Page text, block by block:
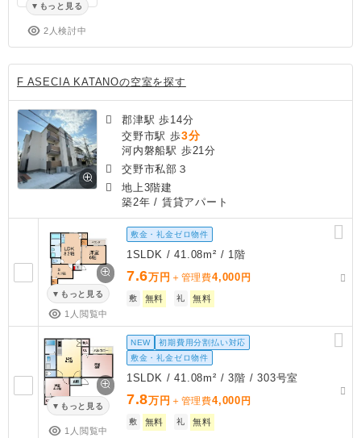
もっと見る
2人検討中
F ASECIA KATANOの空室を探す
郡津駅 歩14分
交野市駅 歩3分
河内磐船駅 歩21分
交野市私部３
地上3階建
築2年 / 賃貸アパート
もっと見る
1人閲覧中
敷金・礼金ゼロ物件
1SLDK / 41.08m² / 1階
7.6万円 ＋管理費4,000 円
敷 無料 礼 無料
もっと見る
1人閲覧中
NEW
初期費用分割払い対応
敷金・礼金ゼロ物件
1SLDK / 41.08m² / 3階 / 303号室
7.8万円 ＋管理費4,000 円
敷 無料 礼 無料